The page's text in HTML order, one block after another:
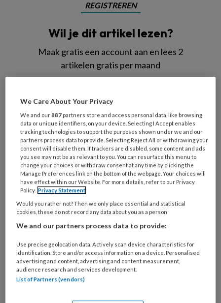
REGISTREREN
Wil je dit artikel lezen?
Maak gratis een account aan en lees 2
artikelen gratis per maand
Wat
is
je
e-
mailadres?
* *
Kies
je
wachtwoord* *
Kies
je
welke
organisatie
werk
je?
Untitled
Ontvang 2x per week de
We Care About Your Privacy
We and our887 partners store and access personal data, like browsing
data or unique identifiers, on your device. Selecting I Accept enables
tracking technologies to support the purposes shown under we and our
partners process data to provide. Selecting Reject All or withdrawing your
consent will disable them. If trackers are disabled, some content and ads
you see may not be as relevant to you. You can resurface this menu to
change your choices or withdraw consent at any time by clicking the
Manage Preferences link on the bottom of the webpage. Your choices will
have effect within our Website. For more details, refer to our Privacy
Policy. Privacy Statement
Would you rather not? Then we only place essential and statistical
cookies, these do not record any data about you as a person
We and our partners process data to provide:
Use precise geolocation data. Actively scan device characteristics for
identification. Store and/or access information on a device. Personalised
advertising and content, advertising and content measurement,
audience research and services development.
List of Partners (vendors)